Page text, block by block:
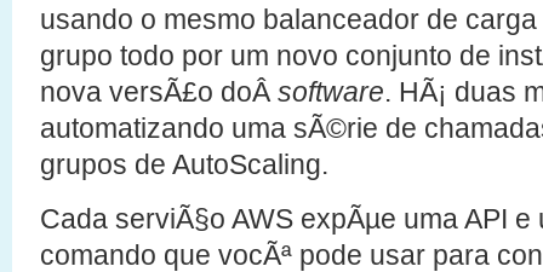
usando o mesmo balanceador de
grupo todo por um novo conjunto de
nova versÃ£o doÂ software. HÃ¡ duas
automatizando uma sÃ©rie de
grupos de AutoScaling.
Cada serviÃ§o AWS expÃµe uma API
comando que vocÃª pode usar para